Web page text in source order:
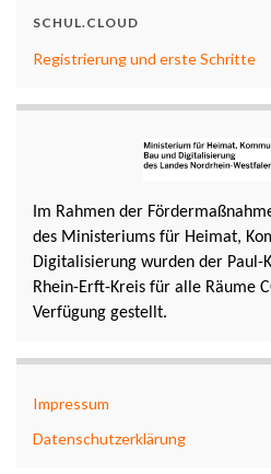
SCHUL.CLOUD
Registrierung und erste Schritte
Im Rahmen der
des Ministeriums für Heimat,
Digitalisierung wurden der Paul-
Rhein-Erft-Kreis für alle Räume
Verfügung gestellt.
Impressum
Datenschutzerklärung